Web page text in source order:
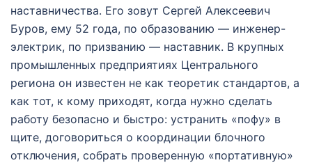
наставничества. Его зовут Сергей Алексеевич
Буров, ему 52 года, по образованию — инженер-
электрик, по призванию — наставник. В крупных
промышленных предприятиях Центрального
региона он известен не как теоретик стандартов, а
как тот, к кому приходят, когда нужно сделать
работу безопасно и быстро: устранить «пофу» в
щите, договориться о координации блочного
отключения, собрать проверенную «портативную»